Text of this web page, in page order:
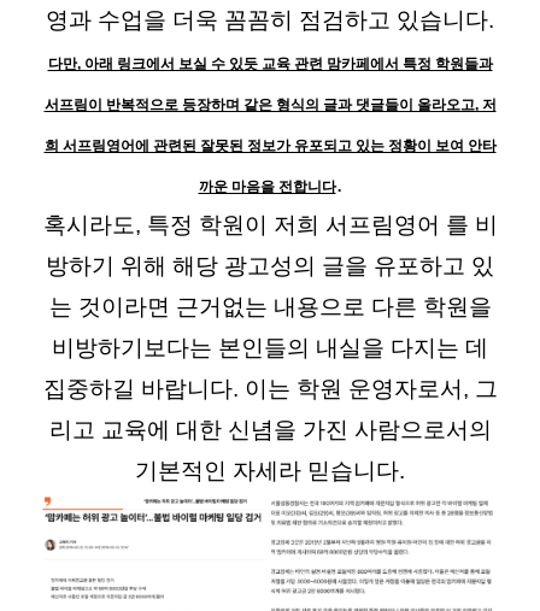
영과 수업을 더욱 꼼꼼히 점검하고 있습니다.
다만, 아래 링크에서 보실 수 있듯 교육 관련 맘카페에서 특정 학원들과
서프림이 반복적으로 등장하며 같은 형식의 글과 댓글들이 올라오고, 저
희 서프림영어에 관련된 잘못된 정보가 유포되고 있는 정황이 보여 안타
까운 마음을 전합니다.
혹시라도, 특정 학원이 저희 서프림영어 를 비
방하기 위해 해당 광고성의 글을 유포하고 있
는 것이라면 근거없는 내용으로 다른 학원을
비방하기보다는 본인들의 내실을 다지는 데
집중하길 바랍니다. 이는 학원 운영자로서, 그
리고 교육에 대한 신념을 가진 사람으로서의
기본적인 자세라 믿습니다.